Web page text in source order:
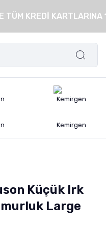
TÜM KREDİ KARTLARINA
Kemirgen
Küçük Irk
Large